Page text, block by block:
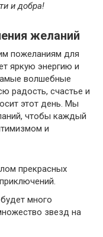
и добра!
желаний
пожеланиям для
яркую энергию и
волшебные
радость, счастье и
этот день. Мы
чтобы каждый
и
прекрасных
много
звезд на